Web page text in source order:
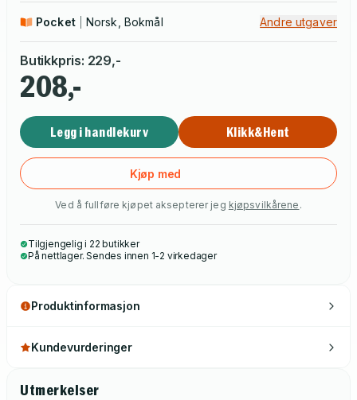
Pocket Norsk, Bokmål Andre utgaver
Butikkpris: 229,-
208,-
Legg i handlekurv Klikk&Hent
Kjøp med
Ved å fullføre kjøpet aksepterer jeg kjøpsvilkårene .
Tilgjengelig i 22 butikker
På nettlager. Sendes innen 1-2 virkedager
Produktinformasjon
Kundevurderinger
Utmerkelser